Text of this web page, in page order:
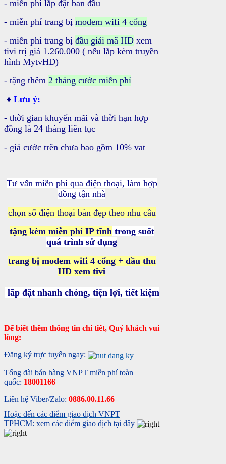
- miễn phí lắp đặt ban đầu
- miễn phí trang bị modem wifi 4 cổng
- miễn phí trang bị đầu giải mã HD xem
tivi trị giá 1.260.000 ( nếu lắp kèm truyền
hình MytvHD)
- tặng thêm 2 tháng cước miễn phí
♦ Lưu ý:
- thời gian khuyến mãi và thời hạn hợp
đồng là 24 tháng liên tục
- giá cước trên chưa bao gồm 10% vat
Tư vấn miễn phí qua điện thoại, làm hợp
đồng tận nhà
chọn số điện thoại bàn đẹp theo nhu cầu
tặng kèm miễn phí IP tĩnhtrong suốt
quá trình sử dụng
trang bị modem wifi 4 cổng + đầu thu
HD xem tivi
lắp đặt nhanh chóng, tiện lợi, tiết kiệm
Để biết thêm thông tin chi tiết, Quý khách vui
lòng:
Đăng ký trực tuyến ngay:
Tổng đài bán hàng VNPT miễn phí toàn
quốc: 18001166
Liên hệ Viber/Zalo: 0886.00.11.66
Hoặc đến các điểm giao dịch VNPT
TPHCM: xem các điểm giao dịch tại đây